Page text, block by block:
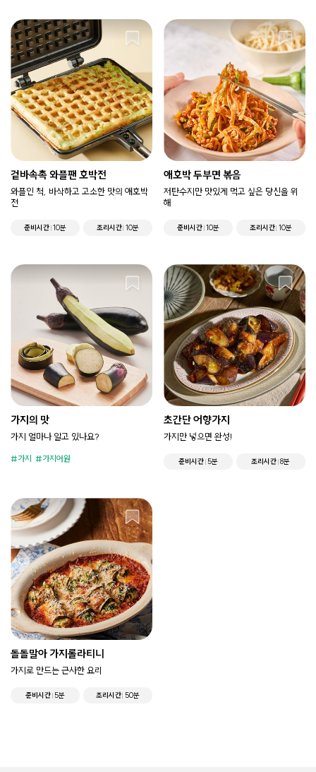
겉바속촉 와플팬 호박전
와플인 척, 바삭하고 고소한 맛의 애호박
전
준비시간 10분 조리시간 10분
애호박 두부면 볶음
저탄수지만 맛있게 먹고 싶은 당신을 위
해
준비시간 10분 조리시간 10분
가지의 맛
가지 얼마나 알고 있나요?
가지 가지어원
초간단 어향가지
가지만 넣으면 완성!
준비시간 5분 조리시간 8분
돌돌말아 가지롤라티니
가지로 만드는 근사한 요리
준비시간 5분 조리시간 50분